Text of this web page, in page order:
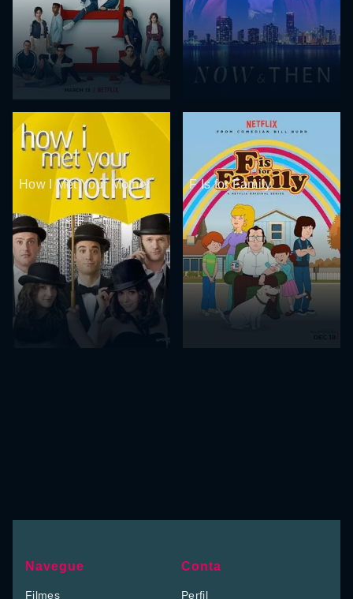
How I Met Your Mother F Is for Family
Navegue
Filmes
Conta
Perfil